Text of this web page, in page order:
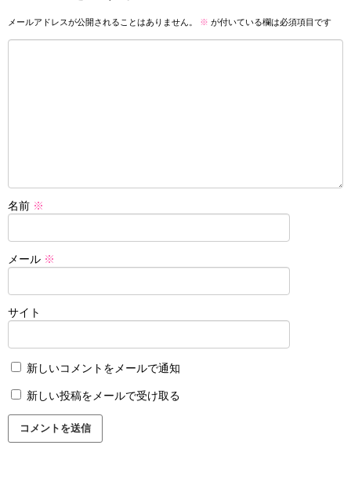
メールアドレスが公開されることはありません。 ※ が付いている欄は必須項目です
名前 ※
メール ※
サイト
新しいコメントをメールで通知
新しい投稿をメールで受け取る